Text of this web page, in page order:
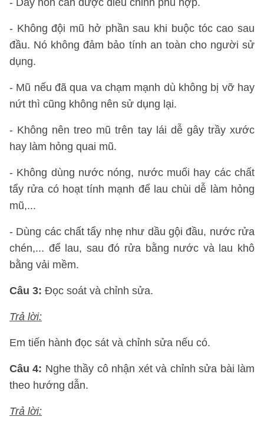
- Dây nón cần được điều chỉnh phù hợp.
- Không đội mũ hở phần sau khi buộc tóc cao sau
đầu. Nó không đảm bảo tính an toàn cho người sử
dụng.
- Mũ nếu đã qua va chạm mạnh dù không bị vỡ hay
nứt thì cũng không nên sử dụng lại.
- Không nên treo mũ trên tay lái dễ gây trầy xước
hay làm hỏng quai mũ.
- Không dùng nước nóng, nước muối hay các chất
tẩy rửa có hoạt tính mạnh để lau chùi dễ làm hỏng
mũ,...
- Dùng các chất tẩy nhẹ như dầu gội đầu, nước rửa
chén,... để lau, sau đó rửa bằng nước và lau khô
bằng vải mềm.
Câu 3: Đọc soát và chỉnh sửa.
Trả lời:
Em tiến hành đọc sát và chỉnh sửa nếu có.
Câu 4: Nghe thầy cô nhận xét và chỉnh sửa bài làm
theo hướng dẫn.
Trả lời: